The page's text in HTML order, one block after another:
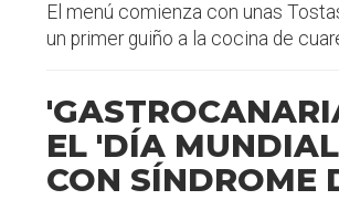
El menú comienza con unas
un primer guiño a la cocina de
EL 'DÍA
CON SÍNDROME